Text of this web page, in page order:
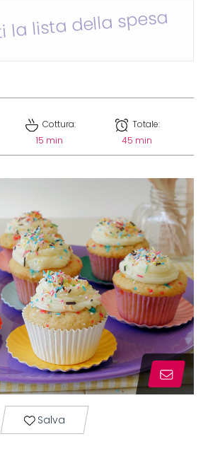
lista della spesa
Cottura:
15 min
Totale:
45 min
Salva